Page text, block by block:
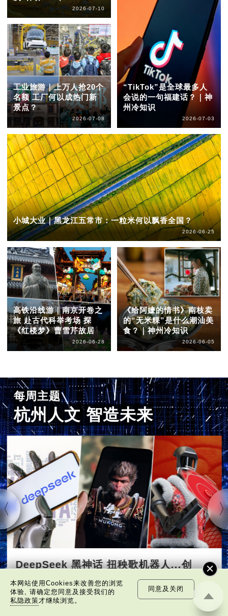
2026-07-10
工业旅游｜上万人抢20个
名额 工厂何以成热门新
景点？
2026-07-08
“TikTok”是全球最多人
会说的一句福建话？｜神
州冷知识
2026-07-03
小城大业｜黑龙江五常市：一粒米何以飘香全国？
2026-06-25
高铁沿线游｜南京开卷之
旅 赴古代科举考场 探
《红楼梦》曹雪芹故居
2026-06-28
《给阿嬷的情书》南枝卖
的“无米粿”是什么潮汕美
食？｜神州冷知识
2026-06-05
每周主题
杭州人文 智造未来
DeepSeek 黑神话 扭秧歌机器人...创
科“六小龙”为何出自杭州？
2025-03-24
本网站使用Cookies来改善您的浏览
体验, 请确定您同意及接受我们的
私隐政策才继续浏览。
同意及关闭